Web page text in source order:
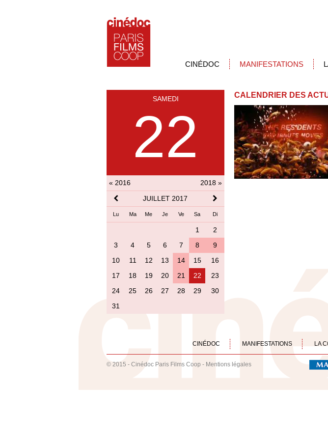
CINÉDOC MANIFESTATIONS
SAMEDI
22
« 2016
2018 »
JUILLET 2017
Lu Ma Me Je Ve Sa Di
1
2
3
4 5 6 7 8
9
10
11 12 13 14 15
16
17
18 19 20 21 22
23
24
25 26 27 28 29
30
31
CALENDRIER DES
CINÉDOC MANIFESTATIONS LA
© 2015 - Cinédoc Paris Films Coop - Mentions légales